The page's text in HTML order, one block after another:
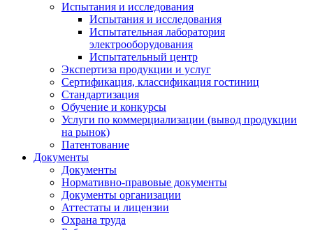
Испытания и исследования
Испытания и исследования
Испытательная лаборатория
электрооборудования
Испытательный центр
Экспертиза продукции и услуг
Сертификация, классификация гостиниц
Стандартизация
Обучение и конкурсы
Услуги по коммерциализации (вывод продукции
на рынок)
Патентование
Документы
Документы
Нормативно-правовые документы
Документы организации
Аттестаты и лицензии
Охрана труда